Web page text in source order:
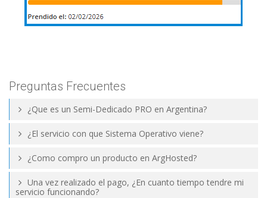
Preguntas Frecuentes
¿Que es un Semi-Dedicado PRO en Argentina?
¿El servicio con que Sistema Operativo viene?
¿Como compro un producto en ArgHosted?
Una vez realizado el pago, ¿En cuanto tiempo tendre mi
servicio funcionando?